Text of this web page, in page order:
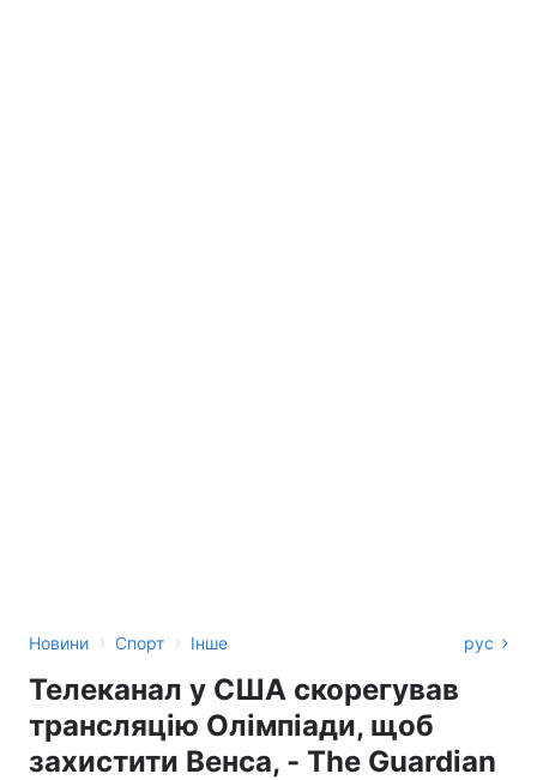
Новини › Спорт › Інше рус
Телеканал у США скорегував
трансляцію Олімпіади, щоб
захистити Венса, - The Guardian